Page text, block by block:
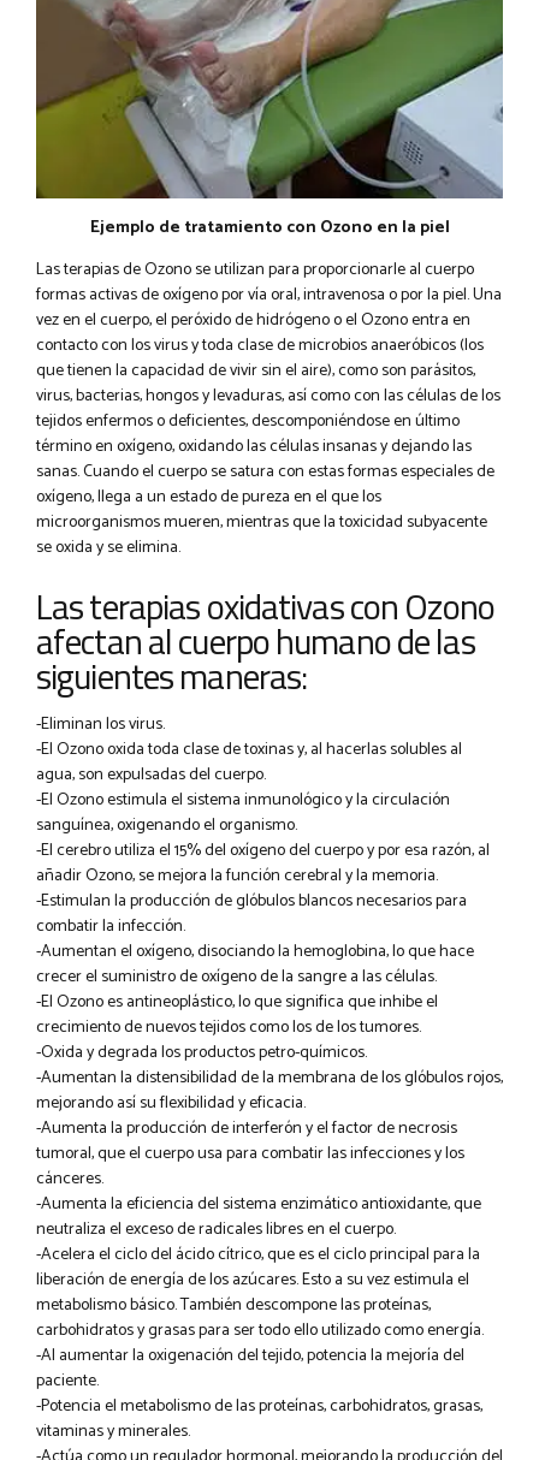
Ejemplo de tratamiento con Ozono en la piel
Las terapias de Ozono se utilizan para proporcionarle al cuerpo
formas activas de oxígeno por vía oral, intravenosa o por la piel. Una
vez en el cuerpo, el peróxido de hidrógeno o el Ozono entra en
contacto con los virus y toda clase de microbios anaeróbicos (los
que tienen la capacidad de vivir sin el aire), como son parásitos,
virus, bacterias, hongos y levaduras, así como con las células de los
tejidos enfermos o deficientes, descomponiéndose en último
término en oxígeno, oxidando las células insanas y dejando las
sanas. Cuando el cuerpo se satura con estas formas especiales de
oxígeno, llega a un estado de pureza en el que los
microorganismos mueren, mientras que la toxicidad subyacente
se oxida y se elimina.
Las terapias oxidativas con Ozono
afectan al cuerpo humano de las
siguientes maneras:
-Eliminan los virus.
-El Ozono oxida toda clase de toxinas y, al hacerlas solubles al
agua, son expulsadas del cuerpo.
-El Ozono estimula el sistema inmunológico y la circulación
sanguínea, oxigenando el organismo.
-El cerebro utiliza el 15% del oxígeno del cuerpo y por esa razón, al
añadir Ozono, se mejora la función cerebral y la memoria.
-Estimulan la producción de glóbulos blancos necesarios para
combatir la infección.
-Aumentan el oxígeno, disociando la hemoglobina, lo que hace
crecer el suministro de oxígeno de la sangre a las células.
-El Ozono es antineoplástico, lo que significa que inhibe el
crecimiento de nuevos tejidos como los de los tumores.
-Oxida y degrada los productos petro-químicos.
-Aumentan la distensibilidad de la membrana de los glóbulos rojos,
mejorando así su flexibilidad y eficacia.
-Aumenta la producción de interferón y el factor de necrosis
tumoral, que el cuerpo usa para combatir las infecciones y los
cánceres.
-Aumenta la eficiencia del sistema enzimático antioxidante, que
neutraliza el exceso de radicales libres en el cuerpo.
-Acelera el ciclo del ácido cítrico, que es el ciclo principal para la
liberación de energía de los azúcares. Esto a su vez estimula el
metabolismo básico. También descompone las proteínas,
carbohidratos y grasas para ser todo ello utilizado como energía.
-Al aumentar la oxigenación del tejido, potencia la mejoría del
paciente.
-Potencia el metabolismo de las proteínas, carbohidratos, grasas,
vitaminas y minerales.